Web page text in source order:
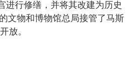
进行修缮，并将其改建为历史
文物和博物馆总局接管了马斯
放。